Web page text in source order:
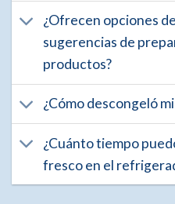
¿Ofrecen opciones
sugerencias de
productos?
¿Cómo descongeló
¿Cuánto tiempo
fresco en el